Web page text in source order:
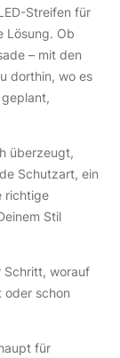
Streifen für
Lösung. Ob
– mit den
dorthin, wo es
überzeugt,
Schutzart, ein
richtige
Stil
Schritt, worauf
oder schon
für